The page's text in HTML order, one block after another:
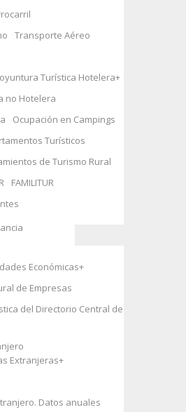
Fomento y
los Hogares
Medio
+
+
Transporte Aéreo
Turística Hotelera
no Hotelera
Ocupación en Campings
Turísticos
de Turismo Rural
FAMILITUR
+
Económicas
de Empresas
del Directorio Central de
+
Extranjeras
Datos anuales
+